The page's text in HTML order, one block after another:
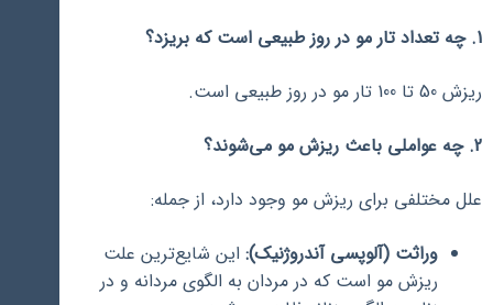
1. چه تعداد تار مو در روز طبیعی است که بریزد؟
ریزش 50 تا 100 تار مو در روز طبیعی است.
2. چه عواملی باعث ریزش مو می‌شوند؟
علل مختلفی برای ریزش مو وجود دارد، از جمله:
وراثت (آلوپسی آندروژنیک): این شایع‌ترین علت
ریزش مو است که در مردان به الگوی مردانه و در